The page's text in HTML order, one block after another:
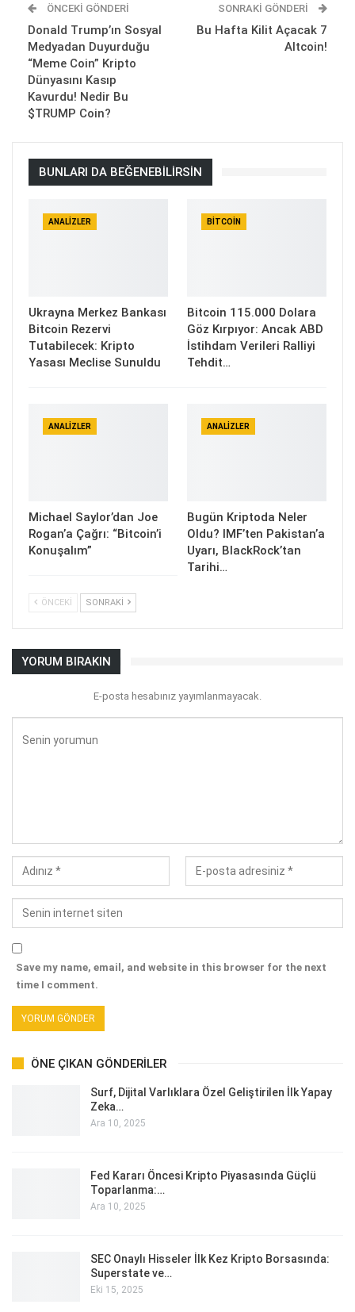
ÖNCEKI GÖNDERI
Donald Trump’ın Sosyal
Medyadan Duyurduğu
“Meme Coin” Kripto
Dünyasını Kasıp
Kavurdu! Nedir Bu
$TRUMP Coin?
SONRAKI GÖNDERI
Bu Hafta Kilit Açacak 7
Altcoin!
BUNLARI DA BEĞENEBILIRSIN
ANALIZLER
Ukrayna Merkez Bankası
Bitcoin Rezervi
Tutabilecek: Kripto
Yasası Meclise Sunuldu
BITCOIN
Bitcoin 115.000 Dolara
Göz Kırpıyor: Ancak ABD
İstihdam Verileri Ralliyi
Tehdit…
ANALIZLER
Michael Saylor’dan Joe
Rogan’a Çağrı: “Bitcoin’i
Konuşalım”
ANALIZLER
Bugün Kriptoda Neler
Oldu? IMF’ten Pakistan’a
Uyarı, BlackRock’tan
Tarihi…
ÖNCEKI SONRAKI
YORUM BIRAKIN
E-posta hesabınız yayımlanmayacak.
Save my name, email, and website in this browser for the next
time I comment.
ÖNE ÇIKAN GÖNDERILER
Surf, Dijital Varlıklara Özel Geliştirilen İlk Yapay
Zeka…
Ara 10, 2025
Fed Kararı Öncesi Kripto Piyasasında Güçlü
Toparlanma:…
Ara 10, 2025
SEC Onaylı Hisseler İlk Kez Kripto Borsasında:
Superstate ve…
Eki 15, 2025